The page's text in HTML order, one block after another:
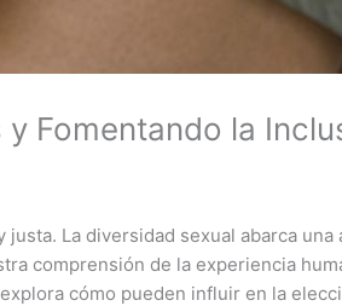
Fomentando la
La diversidad sexual abarca una
comprensión de la experiencia
cómo pueden influir en la